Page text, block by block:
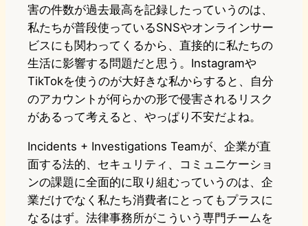
害の件数が過去最高を記録したっていうのは、
私たちが普段使っているSNSやオンラインサー
ビスにも関わってくるから、直接的に私たちの
生活に影響する問題だと思う。Instagramや
TikTokを使うのが大好きな私からすると、自分
のアカウントが何らかの形で侵害されるリスク
があるって考えると、やっぱり不安だよね。
Incidents + Investigations Teamが、企業が直
面する法的、セキュリティ、コミュニケーショ
ンの課題に全面的に取り組むっていうのは、企
業だけでなく私たち消費者にとってもプラスに
なるはず。法律事務所がこういう専門チームを